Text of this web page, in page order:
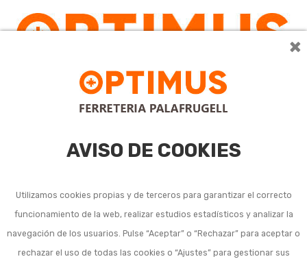
×
AVISO DE COOKIES
Utilizamos cookies propias y de terceros para garantizar el correcto
funcionamiento de la web, realizar estudios estadísticos y analizar la
navegación de los usuarios. Pulse “Aceptar” o “Rechazar” para aceptar o
rechazar el uso de todas las cookies o “Ajustes” para gestionar sus
Listado de subcategorías en Preparación y restauración